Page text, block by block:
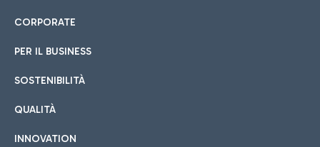
CORPORATE
PER IL BUSINESS
SOSTENIBILITÀ
QUALITÀ
INNOVATION